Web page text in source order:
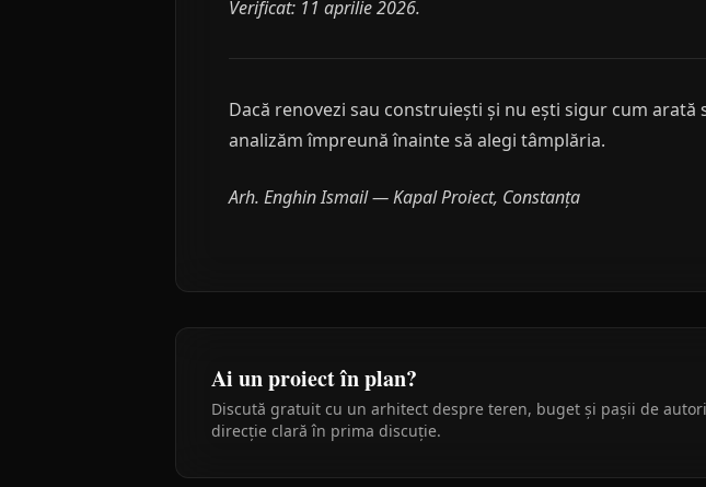
Verificat: 11 aprilie 2026.
Dacă renovezi sau construiești și nu ești sigur cum arată
analizăm împreună înainte să alegi tâmplăria.
Arh. Enghin Ismail — Kapal Proiect, Constanța
Ai un proiect în plan?
Discută gratuit cu un arhitect despre teren, buget și pașii de
direcție clară în prima discuție.